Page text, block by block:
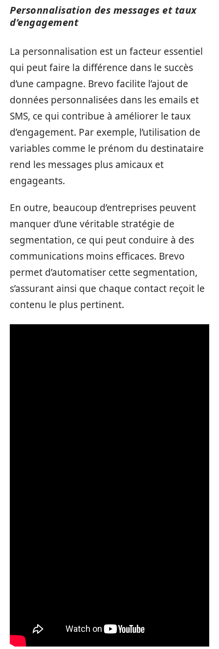
Personnalisation des messages et taux
d’engagement
La personnalisation est un facteur essentiel
qui peut faire la différence dans le succès
d’une campagne. Brevo facilite l’ajout de
données personnalisées dans les emails et
SMS, ce qui contribue à améliorer le taux
d’engagement. Par exemple, l’utilisation de
variables comme le prénom du destinataire
rend les messages plus amicaux et
engageants.
En outre, beaucoup d’entreprises peuvent
manquer d’une véritable stratégie de
segmentation, ce qui peut conduire à des
communications moins efficaces. Brevo
permet d’automatiser cette segmentation,
s’assurant ainsi que chaque contact reçoit le
contenu le plus pertinent.